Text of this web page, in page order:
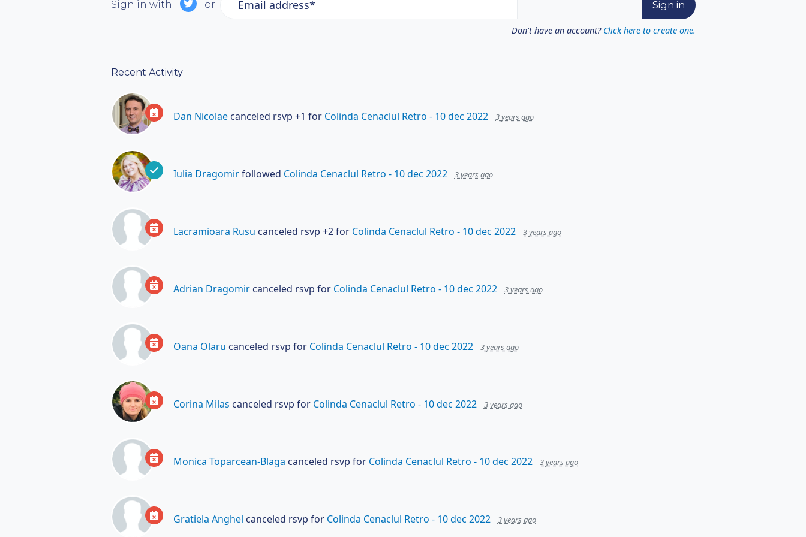
Sign in with or Email address*
Don't have an account? Click here to create one.
Recent Activity
Dan Nicolaecanceled rsvp +1 for Colinda Cenaclul Retro - 10 dec 2022 3 years ago
Iulia Dragomirfollowed Colinda Cenaclul Retro - 10 dec 2022 3 years ago
Lacramioara Rusu canceled rsvp +2 for Colinda Cenaclul Retro - 10 dec 2022 3 years ago
Adrian Dragomircanceled rsvp for Colinda Cenaclul Retro - 10 dec 2022 3 years ago
Oana Olaru canceled rsvp for Colinda Cenaclul Retro - 10 dec 2022 3 years ago
Corina Milas canceled rsvp for Colinda Cenaclul Retro - 10 dec 2022 3 years ago
Monica Toparcean-Blaga canceled rsvp for Colinda Cenaclul Retro - 10 dec 2022 3 years ago
Gratiela Anghel canceled rsvp for Colinda Cenaclul Retro - 10 dec 2022 3 years ago